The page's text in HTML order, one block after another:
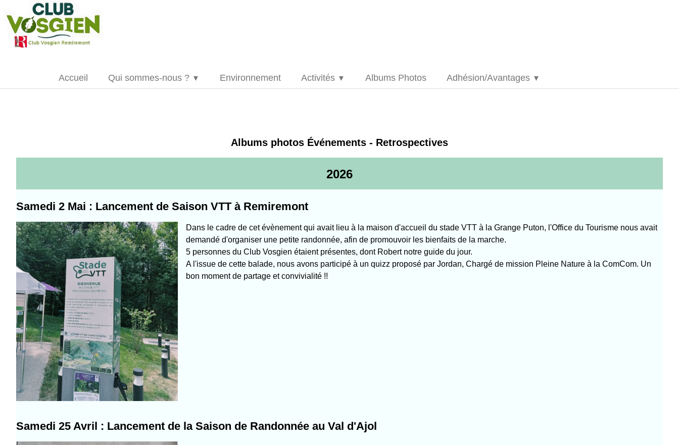
Accueil Qui sommes-nous ? ▼ Environnement Activités ▼ Albums Photos Adhésion/Avantages ▼
Albums photos Événements - Retrospectives
2026
Samedi 2 Mai : Lancement de Saison VTT à Remiremont
Dans le cadre de cet évènement qui avait lieu à la maison d'accueil du stade VTT à la Grange Puton, l'Office du Tourisme nous avait
demandé d'organiser une petite randonnée, afin de promouvoir les bienfaits de la marche.
5 personnes du Club Vosgien étaient présentes, dont Robert notre guide du jour.
A l'issue de cette balade, nous avons participé à un quizz proposé par Jordan, Chargé de mission Pleine Nature à la ComCom. Un
bon moment de partage et convivialité !!
Samedi 25 Avril : Lancement de la Saison de Randonnée au Val d'Ajol